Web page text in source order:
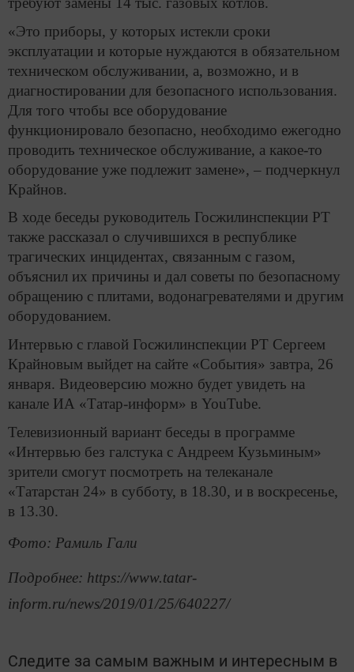
«Это приборы, у которых истекли сроки
эксплуатации и которые нуждаются в обязательном
техническом обслуживании, а, возможно, и в
диагностировании для безопасного использования.
Для того чтобы все оборудование
функционировало безопасно, необходимо ежегодно
проводить техническое обслуживание, а какое-то
оборудование уже подлежит замене», – подчеркнул
Крайнов.
В ходе беседы руководитель Госжилинспекции РТ
также рассказал о случившихся в республике
трагических инцидентах, связанным с газом,
объяснил их причины и дал советы по безопасному
обращению с плитами, водонагревателями и другим
оборудованием.
Интервью с главой Госжилинспекции РТ Сергеем
Крайновым выйдет на сайте «События» завтра, 26
января. Видеоверсию можно будет увидеть на
канале ИА «Татар-информ» в YouTube.
Телевизионный вариант беседы в программе
«Интервью без галстука с Андреем Кузьминым»
зрители смогут посмотреть на телеканале
«Татарстан 24» в субботу, в 18.30, и в воскресенье,
в 13.30.
Фото: Рамиль Гали
Подробнее: https://www.tatar-
inform.ru/news/2019/01/25/640227/
Следите за самым важным и интересным в